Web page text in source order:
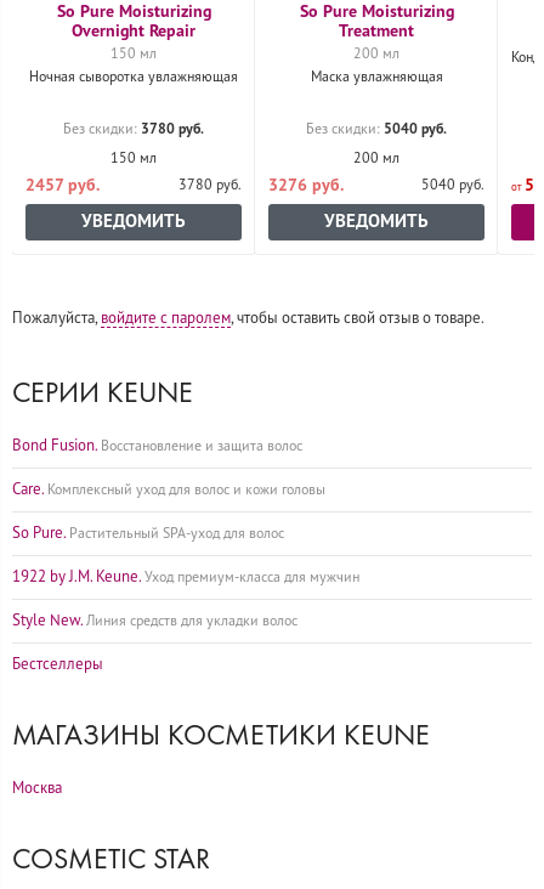
So Pure Moisturizing
Overnight Repair
150 мл
Ночная сыворотка увлажняющая
Без скидки: 3780 руб.
150 мл
2457 руб. 3780 руб.
УВЕДОМИТЬ
So Pure Moisturizing
Treatment
200 мл
Маска увлажняющая
Без скидки: 5040 руб.
200 мл
3276 руб. 5040 руб.
УВЕДОМИТЬ
Пожалуйста, войдите с паролем, чтобы оставить свой отзыв о товаре.
СЕРИИ KEUNE
Bond Fusion. Восстановление и защита волос
Care. Комплексный уход для волос и кожи головы
So Pure. Растительный SPA-уход для волос
1922 by J.M. Keune. Уход премиум-класса для мужчин
Style New. Линия средств для укладки волос
Бестселлеры
МАГАЗИНЫ КОСМЕТИКИ KEUNE
Москва
COSMETIC STAR